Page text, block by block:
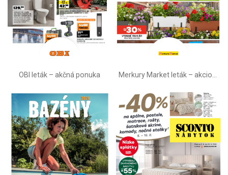
OBI leták –⁠ akčná ponuka